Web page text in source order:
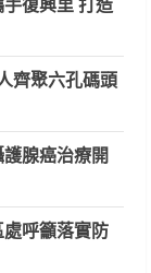
齊聚六孔碼頭
護腺癌治療開
處呼籲落實防